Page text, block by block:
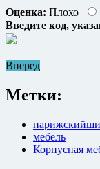
Оценка: Плохо
Введите код,
Вперед
Метки:
мебель
Корпусная